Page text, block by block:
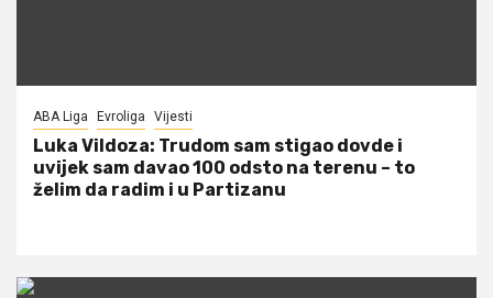
ABA Liga Evroliga Vijesti
Luka Vildoza: Trudom sam stigao dovde i
uvijek sam davao 100 odsto na terenu – to
želim da radim i u Partizanu